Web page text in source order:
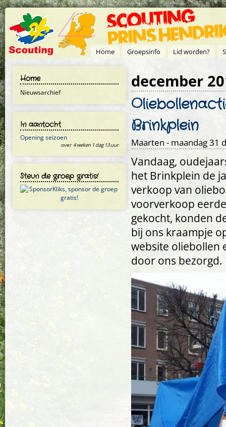
Overslaan en naar de inhoud gaan
Home Groepsinfo Lid worden?
Home
Nieuwsarchief
In aantocht
Opening seizoen
over 4 weken 1 dag 13 uur
Steun de groep gratis!
december
Brinkplein
Maarten - maandag 31
Vandaag,
het Brinkplein de
verkoop van
voorverkoop
gekocht, konden
bij ons kraampje
website oliebollen
door ons bezorgd.